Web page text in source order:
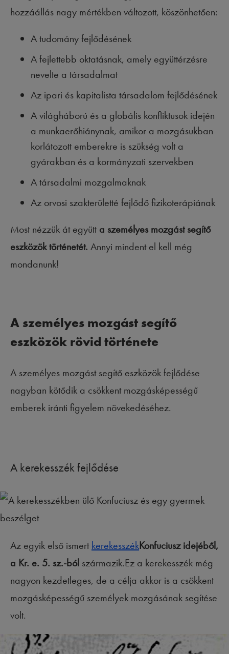
hozzáállás nagy mértékben változott, köszönhetően:
A tudomány fejlődésének
A fejlettebb oktatásnak, amely együttérzésre
nevelte a társadalmat
Az ipari és kapitalista társadalom fejlődésének
A világháború és a globális konfliktusok idején
a munkaerőhiánynak, amikor a mozgásukban
korlátozott emberekre is szükség volt a
gyárakban és a kormányzati szervekben
A társadalmi mozgalmaknak
Az orvosi szakterületté fejlődő fizikoterápiának
Most nézzük át együtta személyes mozgást segítő
eszközök történetét. Annyi mindent el kell még
mondanunk!
A személyes mozgást segítő
eszközök rövid története
A személyes mozgást segítő eszközök fejlődése
nagyban kötődik a csökkent mozgásképességű
emberek iránti figyelem növekedéséhez.
A kerekesszék fejlődése
Az egyik első ismertkerekesszékKonfuciusz idejéből,
a Kr. e. 5. sz.-ból származik.Ez a kerekesszék még
nagyon kezdetleges, de a célja akkor is a csökkent
mozgásképességű személyek mozgásának segítése
volt.